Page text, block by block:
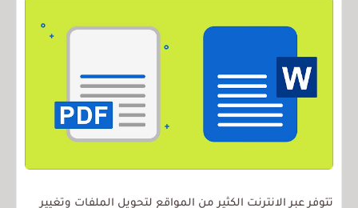
تتوفر عبر الانترنت الكثير من المواقع لتحويل الملفات وتغيير